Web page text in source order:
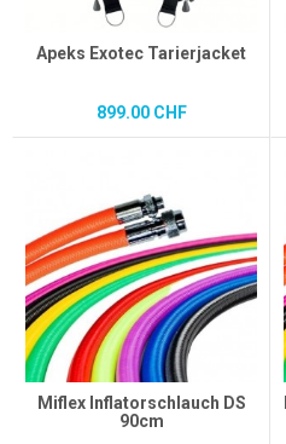
Apeks Exotec Tarierjacket
899.00 CHF
Miflex Inflatorschlauch DS
90cm